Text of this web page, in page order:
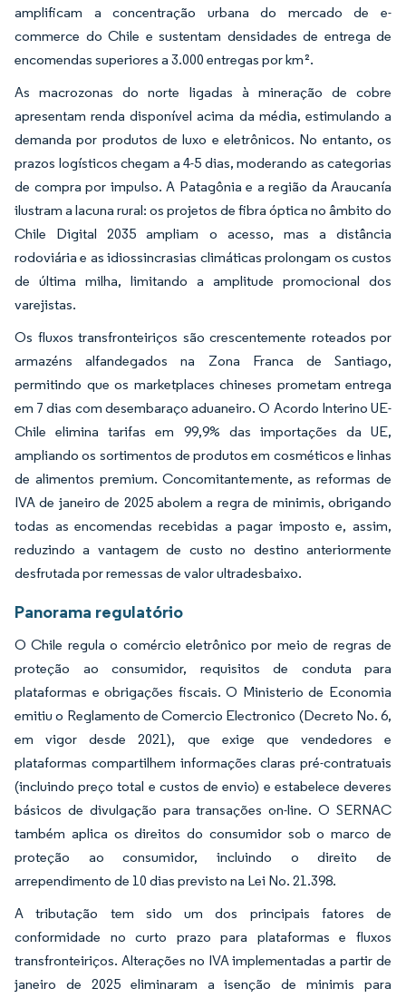
amplificam a concentração urbana do mercado de e-
commerce do Chile e sustentam densidades de entrega de
encomendas superiores a 3.000 entregas por km².
As macrozonas do norte ligadas à mineração de cobre
apresentam renda disponível acima da média, estimulando a
demanda por produtos de luxo e eletrônicos. No entanto, os
prazos logísticos chegam a 4-5 dias, moderando as categorias
de compra por impulso. A Patagônia e a região da Araucanía
ilustram a lacuna rural: os projetos de fibra óptica no âmbito do
Chile Digital 2035 ampliam o acesso, mas a distância
rodoviária e as idiossincrasias climáticas prolongam os custos
de última milha, limitando a amplitude promocional dos
varejistas.
Os fluxos transfronteiriços são crescentemente roteados por
armazéns alfandegados na Zona Franca de Santiago,
permitindo que os marketplaces chineses prometam entrega
em 7 dias com desembaraço aduaneiro. O Acordo Interino UE-
Chile elimina tarifas em 99,9% das importações da UE,
ampliando os sortimentos de produtos em cosméticos e linhas
de alimentos premium. Concomitantemente, as reformas de
IVA de janeiro de 2025 abolem a regra de minimis, obrigando
todas as encomendas recebidas a pagar imposto e, assim,
reduzindo a vantagem de custo no destino anteriormente
desfrutada por remessas de valor ultradesbaixo.
Panorama regulatório
O Chile regula o comércio eletrônico por meio de regras de
proteção ao consumidor, requisitos de conduta para
plataformas e obrigações fiscais. O Ministerio de Economia
emitiu o Reglamento de Comercio Electronico (Decreto No. 6,
em vigor desde 2021), que exige que vendedores e
plataformas compartilhem informações claras pré-contratuais
(incluindo preço total e custos de envio) e estabelece deveres
básicos de divulgação para transações on-line. O SERNAC
também aplica os direitos do consumidor sob o marco de
proteção ao consumidor, incluindo o direito de
arrependimento de 10 dias previsto na Lei No. 21.398.
A tributação tem sido um dos principais fatores de
conformidade no curto prazo para plataformas e fluxos
transfronteiriços. Alterações no IVA implementadas a partir de
janeiro de 2025 eliminaram a isenção de minimis para